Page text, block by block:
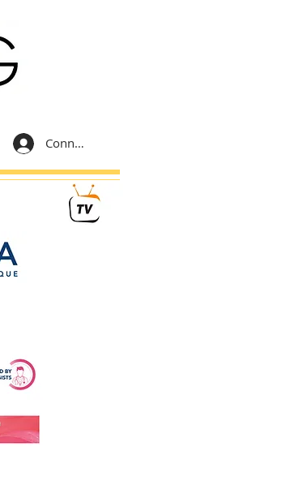
Connexion